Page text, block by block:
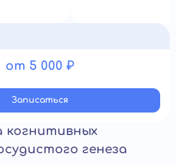
от 5 000 ₽
Записатьcя
когнитивных
генеза